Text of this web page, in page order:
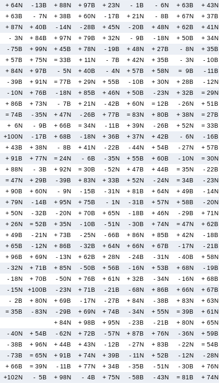
+ 64N - 13B + 88N + 97B + 23N - 1B - 6N + 63B + 43N
+ 63B - 7N + 38B + 60N - 17B + 21N - 8B + 67N + 37B
+ 87N + 40B - 14N - 28B + 45N - 20B + 48N + 62B + 41N
- 3N + 84B + 97N + 79B + 32N - 9B - 18N + 50B + 34N
- 75B + 99N + 45B + 78N - 19B + 48N + 27B - 8N + 35B
+ 57B + 75N = 33B + 11N - 7B + 42N + 35B - 3N - 10B
+ 84N + 97B - 5N + 40B - 4N + 57B + 58N = 9B - 11B
- 39B + 91N = 77B + 29N + 55B - 10B + 30N + 28B - 12N
- 10N + 76B - 18N + 85B + 46N + 50B - 23N + 32B = 29N
+ 86B + 73N - 7B + 21N - 42B + 60N = 12B - 26N + 51B
= 74B - 35N + 47N - 26B + 77B = 83N + 80B + 38N = 27B
+ 6N - 9B + 66B = 34N - 11B + 39N - 26B + 52N = 33B
+100N - 17B + 68B - 18N + 36B + 37N + 42B - 6N - 16B
+ 43B + 38N - 8B + 41N - 22B - 44N + 54B - 27N + 57B
+ 91B + 77N = 24N - 6B - 35N + 55B + 60B - 10N = 30N
+ 88N - 3B + 92N = 30B - 52N + 47B + 44B = 35N - 22B
= 47N + 29B - 39B + 83N + 33B + 52N - 24N = 34B - 23N
+ 90B + 60N - 9N - 15B - 31N + 81B + 64N + 49B - 14N
+ 79N - 14B + 95N + 75B - 1N - 31B + 57N + 58B - 20N
+ 50N - 32B - 20N + 70B + 65N - 18B + 46N - 29B + 71N
+ 26N = 52B + 35N - 10B - 51N - 30B + 74N = 47N + 62B
+ 49B - 21N + 73B - 25N - 66B + 86N + 85B + 42N - 18B
+ 65B - 12N + 86B - 32B + 64N + 66N + 67B - 17N - 21B
+ 96B + 69N - 13N + 62B + 28N - 24B - 31N - 40B + 58N
- 32N + 71B + 85N - 50B + 56B - 16N + 53B + 68N - 19B
- 18N + 70B - 50N + 76B + 61N + 32B - 34N - 16N + 68B
- 15N +100B - 23N + 71B - 21B - 68N + 86B + 66N + 67B
- 2B + 80N + 69B - 17N - 27B + 84N - 38B + 83N + 63N
= 35B - 83N - 29B + 69N + 74B - 34N + 55N = 39B + 61N
+ 84N + 98B + 95N - 23B - 21B + 80N + 65N
- 40N + 54B - 62N + 72B - 57N + 87B + 76N - 36N + 59B
- 38B + 96N + 44B + 43N - 12B - 27N + 83B - 22N = 54B
- 73B = 65N + 91B + 74N + 39B - 11N + 52B - 12N - 28N
+ 66B = 39N - 11B + 77N + 34B - 35B - 51N - 30B + 76N
+102N - 5B + 98N - 4B + 75N - 58B - 43N = 81B + 74N